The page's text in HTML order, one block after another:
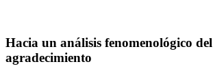
Hacia un análisis fenomenológico del
agradecimiento